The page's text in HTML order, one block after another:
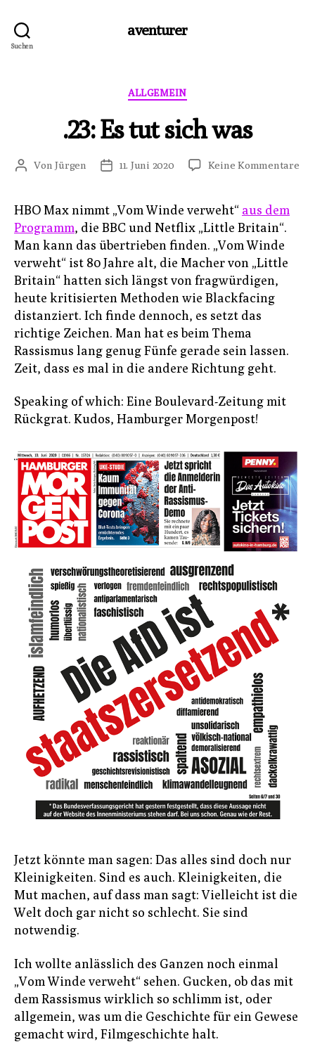
Suchen
aventurer
Kategorien
ALLGEMEIN
.23: Es tut sich was
Beitragsautor
VonJürgen Veröffentlichungsdatum
11. Juni 2020 Keine Kommentarezu
HBO Max nimmt „Vom Winde verweht“ aus dem
Programm, die BBC und Netflix „Little Britain“.
Man kann das übertrieben finden. „Vom Winde
verweht“ ist 80 Jahre alt, die Macher von „Little
Britain“ hatten sich längst von fragwürdigen,
heute kritisierten Methoden wie Blackfacing
distanziert. Ich finde dennoch, es setzt das
richtige Zeichen. Man hat es beim Thema
Rassismus lang genug Fünfe gerade sein lassen.
Zeit, dass es mal in die andere Richtung geht.
Speaking of which: Eine Boulevard-Zeitung mit
Rückgrat. Kudos, Hamburger Morgenpost!
Jetzt könnte man sagen: Das alles sind doch nur
Kleinigkeiten. Sind es auch. Kleinigkeiten, die
Mut machen, auf dass man sagt: Vielleicht ist die
Welt doch gar nicht so schlecht. Sie sind
notwendig.
Ich wollte anlässlich des Ganzen noch einmal
„Vom Winde verweht“ sehen. Gucken, ob das mit
dem Rassismus wirklich so schlimm ist, oder
allgemein, was um die Geschichte für ein Gewese
gemacht wird, Filmgeschichte halt.